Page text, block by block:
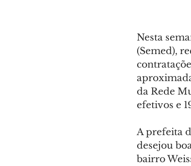
Nesta
(Semed),
da Rede
efetivos e
A prefeita
desejou
bairro